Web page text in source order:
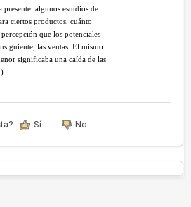
algunos estudios de
ciertos productos, cuánto
que los potenciales
las ventas. El mismo
significaba una caída de las
)
Sí No